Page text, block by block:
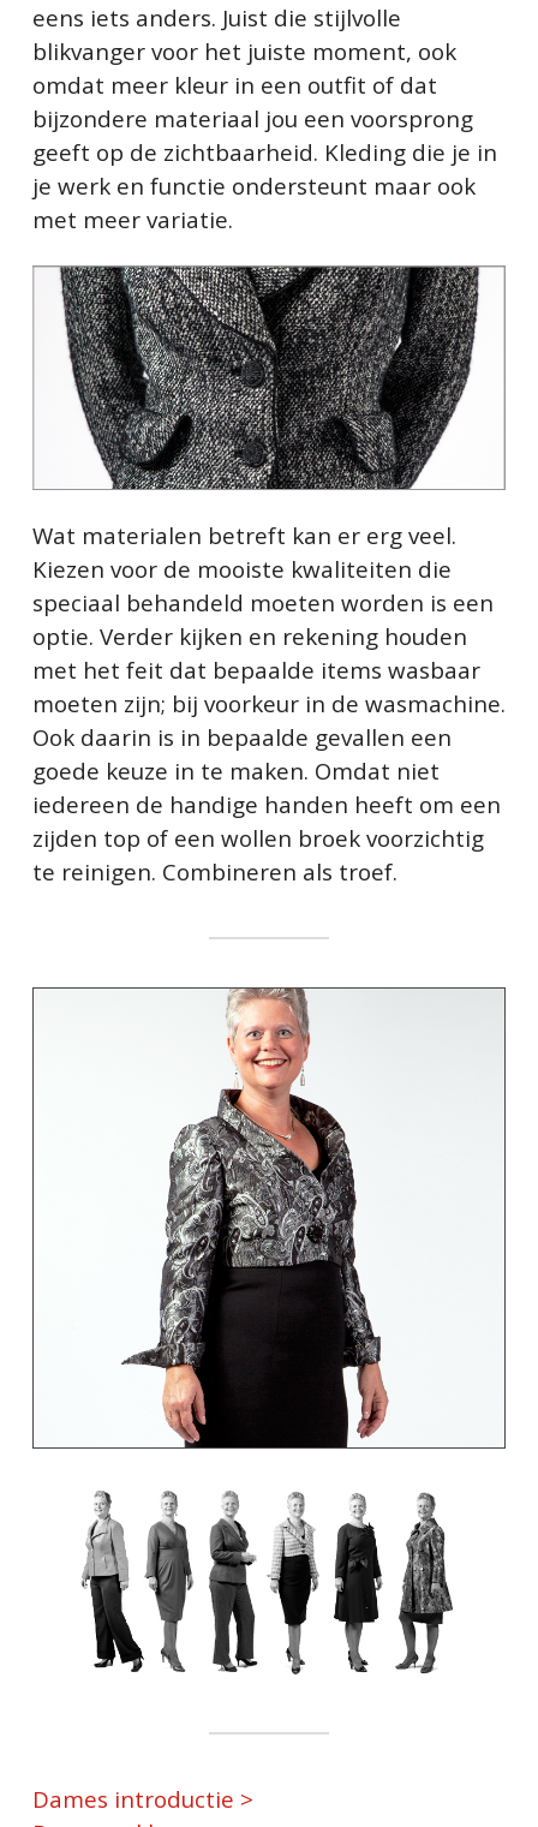
eens iets anders. Juist die stijlvolle
blikvanger voor het juiste moment, ook
omdat meer kleur in een outfit of dat
bijzondere materiaal jou een voorsprong
geeft op de zichtbaarheid. Kleding die je in
je werk en functie ondersteunt maar ook
met meer variatie.
Wat materialen betreft kan er erg veel.
Kiezen voor de mooiste kwaliteiten die
speciaal behandeld moeten worden is een
optie. Verder kijken en rekening houden
met het feit dat bepaalde items wasbaar
moeten zijn; bij voorkeur in de wasmachine.
Ook daarin is in bepaalde gevallen een
goede keuze in te maken. Omdat niet
iedereen de handige handen heeft om een
zijden top of een wollen broek voorzichtig
te reinigen. Combineren als troef.
Dames introductie >